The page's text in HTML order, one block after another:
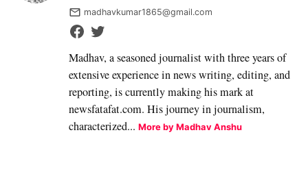
madhavkumar1865@gmail.com
Madhav, a seasoned journalist with three years of
extensive experience in news writing, editing, and
reporting, is currently making his mark at
newsfatafat.com. His journey in journalism,
characterized...More by Madhav Anshu